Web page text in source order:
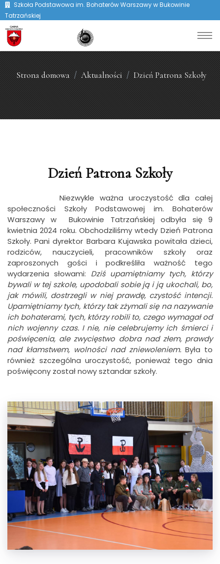
Szkoła Podstawowa im. Bohaterów Warszawy w Bukowinie
Tatrzańskiej
Strona domowa Aktualności Dzień Patrona Szkoły
Dzień Patrona Szkoły
Niezwykle ważna uroczystość dla całej
społeczności Szkoły Podstawowej im. Bohaterów
Warszawy w Bukowinie Tatrzańskiej odbyła się 9
kwietnia 2024 roku. Obchodziliśmy wtedy Dzień Patrona
Szkoły. Pani dyrektor Barbara Kujawska powitała dzieci,
rodziców, nauczycieli, pracowników szkoły oraz
zaproszonych gości i podkreśliła ważność tego
wydarzenia słowami: Dziś upamiętniamy tych, którzy
bywali w tej szkole, upodobali sobie ją i ją ukochali, bo,
jak mówili, dostrzegli w niej prawdę, czystość intencji.
Upamiętniamy tych, którzy tak zżymali się na nazywanie
ich bohaterami, tych, którzy robili to, czego wymagał od
nich wojenny czas. I nie, nie celebrujemy ich śmierci i
poświęcenia, ale zwycięstwo dobra nad złem, prawdy
nad kłamstwem, wolności nad zniewoleniem. Była to
również szczególna uroczystość, ponieważ tego dnia
poświęcony został nowy sztandar szkoły.